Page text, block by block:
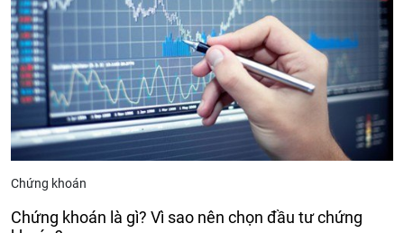
Chứng khoán
Chứng khoán là gì? Vì sao nên chọn đầu tư chứng